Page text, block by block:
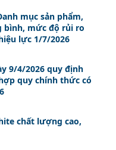
mục sản phẩm,
bình, mức độ rủi ro
lực 1/7/2026
9/4/2026 quy định
quy chính thức có
chất lượng cao,